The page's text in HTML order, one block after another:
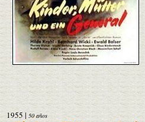
1955| 50 años